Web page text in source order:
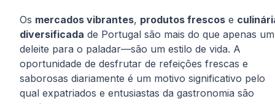
Os mercados vibrantes, produtos frescos e
diversificada de Portugal são mais do que apenas um
deleite para o paladar—são um estilo de vida. A
oportunidade de desfrutar de refeições frescas e
saborosas diariamente é um motivo significativo pelo
qual expatriados e entusiastas da gastronomia são